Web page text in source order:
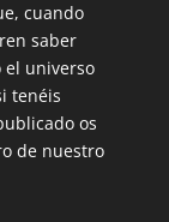
cuando
saber
el universo
tenéis
os
de nuestro